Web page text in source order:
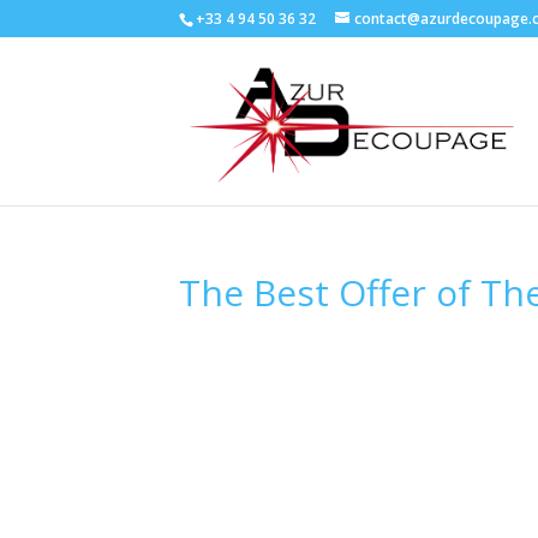
+33 4 94 50 36 32
The Best Offer of